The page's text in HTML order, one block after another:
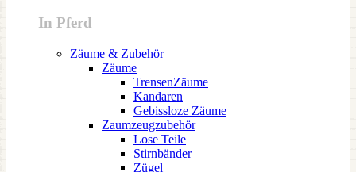
In Pferd
Zäume & Zubehör
Zäume
TrensenZäume
Kandaren
Gebissloze Zäume
Zaumzeugzubehör
Lose Teile
Stirnbänder
Zügel